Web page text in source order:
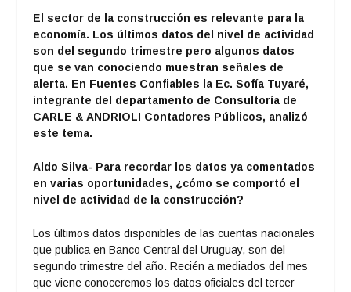
El sector de la construcción es relevante para la
economía. Los últimos datos del nivel de actividad
son del segundo trimestre pero algunos datos
que se van conociendo muestran señales de
alerta. En Fuentes Confiables la Ec. Sofía Tuyaré,
integrante del departamento de Consultoría de
CARLE & ANDRIOLI Contadores Públicos, analizó
este tema.
Aldo Silva- Para recordar los datos ya comentados
en varias oportunidades, ¿cómo se comportó el
nivel de actividad de la construcción?
Los últimos datos disponibles de las cuentas nacionales
que publica en Banco Central del Uruguay, son del
segundo trimestre del año. Recién a mediados del mes
que viene conoceremos los datos oficiales del tercer